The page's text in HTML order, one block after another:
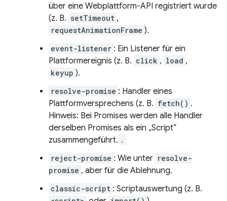
über eine Webplattform-API registriert wurde
(z. B. setTimeout ,
requestAnimationFrame ).
event-listener : Ein Listener für ein
Plattformereignis (z. B. click , load ,
keyup ).
resolve-promise : Handler eines
Plattformversprechens (z. B. fetch() .
Hinweis: Bei Promises werden alle Handler
derselben Promises als ein „Script“
zusammengeführt. .
reject-promise : Wie unter resolve-
promise , aber für die Ablehnung.
classic-script : Scriptauswertung (z. B.